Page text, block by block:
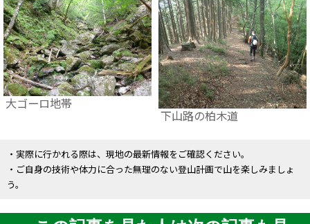
大ゴーロ地帯
下山路の柏木道
・実際に行かれる際は、現地の最新情報をご確認ください。
・ご自身の技術や体力に合った無理のない登山計画で山を楽しみましょ
う。